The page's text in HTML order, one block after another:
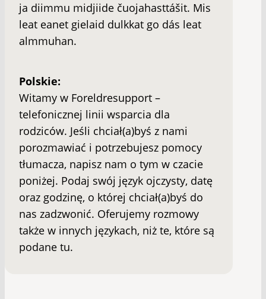
ja diimmu midjiide čuojahasttášit. Mis
leat eanet gielaid dulkkat go dás leat
almmuhan.
Polskie:
Witamy w Foreldresupport –
telefonicznej linii wsparcia dla
rodziców. Jeśli chciał(a)byś z nami
porozmawiać i potrzebujesz pomocy
tłumacza, napisz nam o tym w czacie
poniżej. Podaj swój język ojczysty, datę
oraz godzinę, o której chciał(a)byś do
nas zadzwonić. Oferujemy rozmowy
także w innych językach, niż te, które są
podane tu.